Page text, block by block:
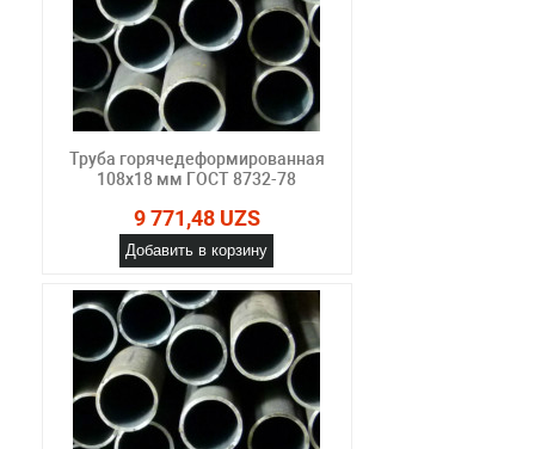
Труба горячедеформированная
108х18 мм ГОСТ 8732-78
9 771,48 UZS
Добавить в корзину